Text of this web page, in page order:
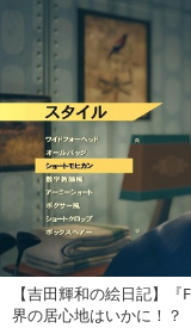
【吉田輝和の絵日記】
界の居心地はいかに！？